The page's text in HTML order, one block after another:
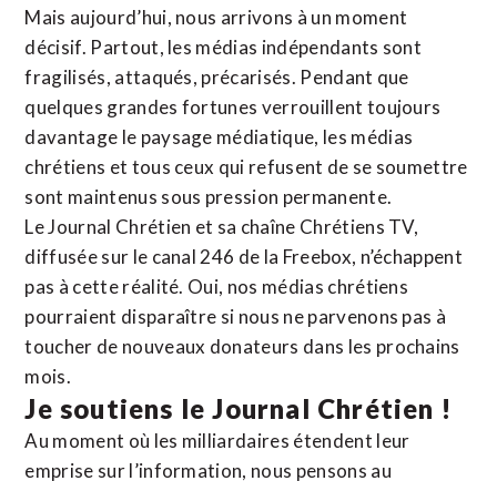
Mais aujourd’hui, nous arrivons à un moment
décisif. Partout, les médias indépendants sont
fragilisés, attaqués, précarisés. Pendant que
quelques grandes fortunes verrouillent toujours
davantage le paysage médiatique, les médias
chrétiens et tous ceux qui refusent de se soumettre
sont maintenus sous pression permanente.
Le Journal Chrétien et sa chaîne Chrétiens TV,
diffusée sur le canal 246 de la Freebox, n’échappent
pas à cette réalité. Oui, nos médias chrétiens
pourraient disparaître si nous ne parvenons pas à
toucher de nouveaux donateurs dans les prochains
mois.
Je soutiens le Journal Chrétien !
Au moment où les milliardaires étendent leur
emprise sur l’information, nous pensons au